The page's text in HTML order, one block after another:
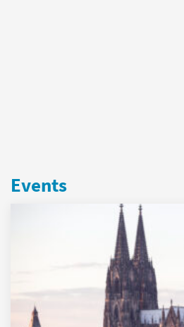
Events